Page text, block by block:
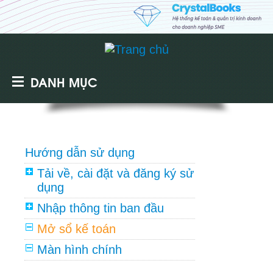
DANH MỤC
Hướng dẫn sử dụng
Tải về, cài đặt và đăng ký sử
dụng
Nhập thông tin ban đầu
Mở sổ kế toán
Màn hình chính